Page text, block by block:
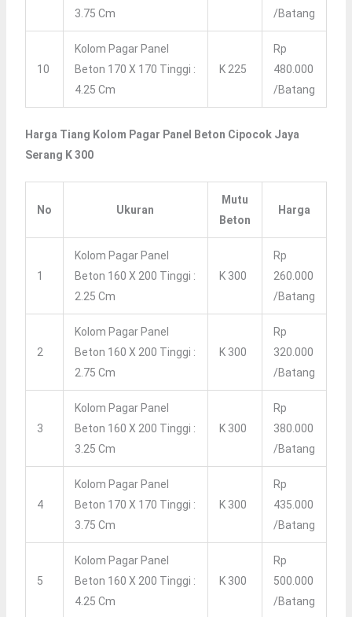
3.75 Cm /batang
10
Kolom Pagar Panel
Beton 170 X 170 Tinggi :
4.25 Cm
K 225
Rp
480.000
/batang
Harga Tiang Kolom Pagar Panel Beton Cipocok Jaya
Serang K 300
No Ukuran
Mutu
Beton
Harga
1
Kolom Pagar Panel
Beton 160 X 200 Tinggi :
2.25 Cm
K 300
Rp
260.000
/batang
2
Kolom Pagar Panel
Beton 160 X 200 Tinggi :
2.75 Cm
K 300
Rp
320.000
/batang
3
Kolom Pagar Panel
Beton 160 X 200 Tinggi :
3.25 Cm
K 300
Rp
380.000
/batang
4
Kolom Pagar Panel
Beton 170 X 170 Tinggi :
3.75 Cm
K 300
Rp
435.000
/batang
5
Kolom Pagar Panel
Beton 160 X 200 Tinggi :
4.25 Cm
K 300
Rp
500.000
/batang